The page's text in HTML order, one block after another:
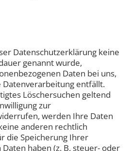
Datenschutzerklärung keine
genannt wurde,
Daten bei uns,
Datenverarbeitung entfällt.
Löschersuchen geltend
zur
werden Ihre Daten
anderen rechtlich
die Speicherung Ihrer
haben (z. B. steuer- oder